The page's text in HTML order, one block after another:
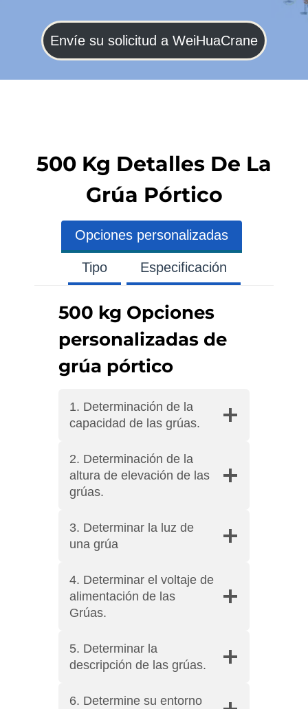
Envíe su solicitud a WeiHuaCrane
500 Kg Detalles De La
Grúa Pórtico
Opciones personalizadas
Tipo Especificación
500 kg Opciones
personalizadas de
grúa pórtico
1. Determinación de la
capacidad de las grúas.
2. Determinación de la
altura de elevación de las
grúas.
3. Determinar la luz de
una grúa
4. Determinar el voltaje de
alimentación de las
Grúas.
5. Determinar la
descripción de las grúas.
6. Determine su entorno